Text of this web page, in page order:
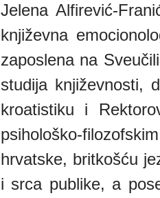
Jelena Alfirević-
književna
zaposlena na
studija književnosti,
kroatistiku i
psihološko-
hrvatske, britkošću
i srca publike, a